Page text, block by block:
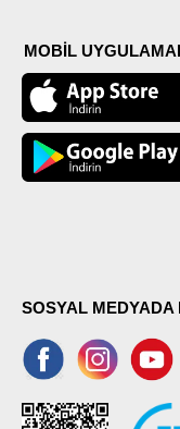
MOBİL
SOSYAL MEDYADA